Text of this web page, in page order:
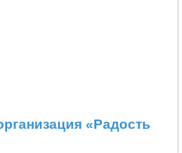
«Радость